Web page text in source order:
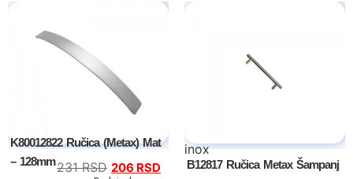
K80012822 Ručica (Metax) Mat
– 128mm231RSD 206 RSD
inox
B12817 Ručica Metax Šampanj